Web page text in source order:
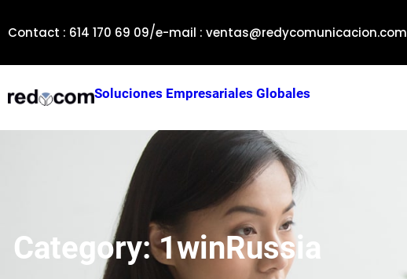
toContact : 614 170 69 09/e-mail : ventas@redycomunicacion.com
Soluciones Empresariales Globales
Category:1winRussia